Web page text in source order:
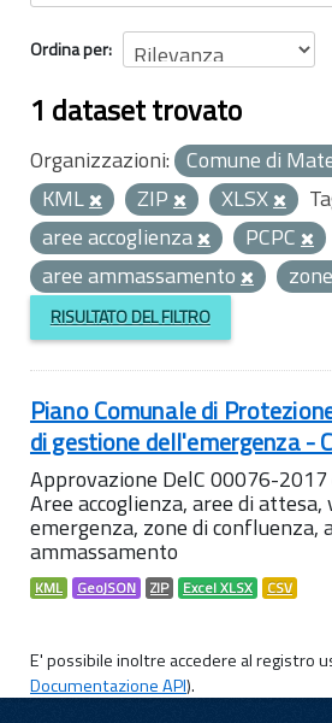
Ordina per
1 dataset trovato
Organizzazioni: Comune di
KML
ZIP XLSX
aree accoglienza
PCPC
aree ammassamento
RISULTATO DEL FILTRO
Piano Comunale di
di gestione dell'emergenza -
Approvazione DelC 00076-
Aree accoglienza, aree di
emergenza, zone di confluenza,
ammassamento
KML GeoJSON ZIP Excel XLSX CSV
E' possibile inoltre accedere al registro
Documentazione API).